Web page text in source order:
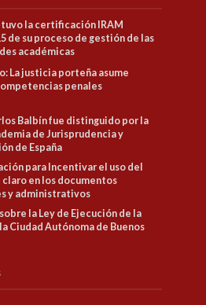
la certificación IRAM
de su proceso de gestión de las
académicas
La justicia porteña asume
penales
Balbín fue distinguido por la
de Jurisprudencia y
de España
para Incentivar el uso del
claro en los documentos
y administrativos
la Ley de Ejecución de la
Ciudad Autónoma de Buenos